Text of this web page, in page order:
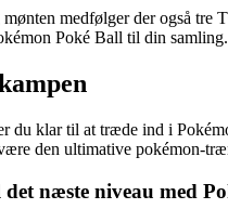
medfølger der også
Poké Ball til din samling.
du klar til at træde ind i
den ultimative pokémon-
næste niveau med